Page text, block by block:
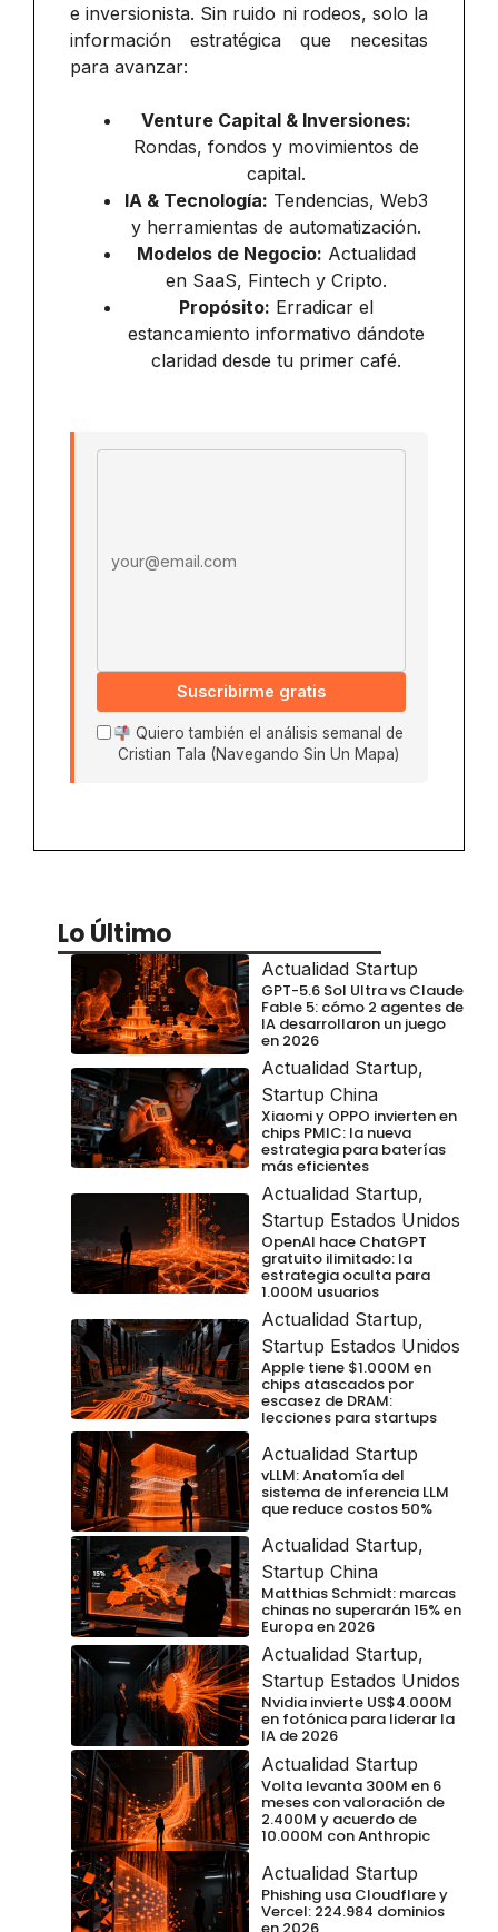
e inversionista. Sin ruido ni rodeos, solo la
información estratégica que necesitas
para avanzar:
Venture Capital & Inversiones:
Rondas, fondos y movimientos de
capital.
IA & Tecnología: Tendencias, Web3
y herramientas de automatización.
Modelos de Negocio: Actualidad
en SaaS, Fintech y Cripto.
Propósito: Erradicar el
estancamiento informativo dándote
claridad desde tu primer café.
Suscribirme gratis
Quiero también el análisis semanal de
Cristian Tala (Navegando Sin Un Mapa)
Lo Último
Actualidad Startup
GPT-5.6 Sol Ultra vs Claude
Fable 5: cómo 2 agentes de
IA desarrollaron un juego
en 2026
Actualidad Startup,
Startup China
Xiaomi y OPPO invierten en
chips PMIC: la nueva
estrategia para baterías
más eficientes
Actualidad Startup,
Startup Estados Unidos
OpenAI hace ChatGPT
gratuito ilimitado: la
estrategia oculta para
1.000M usuarios
Actualidad Startup,
Startup Estados Unidos
Apple tiene $1.000M en
chips atascados por
escasez de DRAM:
lecciones para startups
Actualidad Startup
vLLM: Anatomía del
sistema de inferencia LLM
que reduce costos 50%
Actualidad Startup,
Startup China
Matthias Schmidt: marcas
chinas no superarán 15% en
Europa en 2026
Actualidad Startup,
Startup Estados Unidos
Nvidia invierte US$4.000M
en fotónica para liderar la
IA de 2026
Actualidad Startup
Volta levanta 300M en 6
meses con valoración de
2.400M y acuerdo de
10.000M con Anthropic
Actualidad Startup
Phishing usa Cloudflare y
Vercel: 224.984 dominios
en 2026